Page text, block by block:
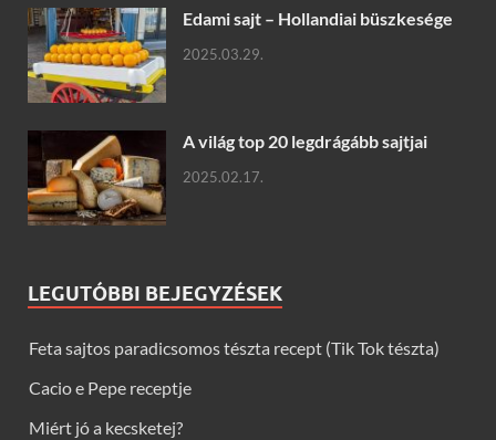
Edami sajt – Hollandiai büszkesége
2025.03.29.
A világ top 20 legdrágább sajtjai
2025.02.17.
LEGUTÓBBI BEJEGYZÉSEK
Feta sajtos paradicsomos tészta recept (Tik Tok tészta)
Cacio e Pepe receptje
Miért jó a kecsketej?